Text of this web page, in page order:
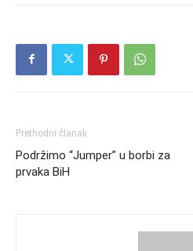
Prethodni članak
Podržimo “Jumper” u borbi za
prvaka BiH